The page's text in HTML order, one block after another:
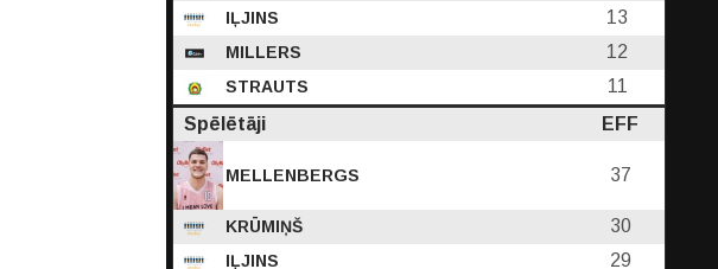
IĻJINS 13
MILLERS 12
STRAUTS
11
Spēlētāji
EFF
MELLENBERGS 37
KRŪMIŅŠ 30
IĻJINS 29